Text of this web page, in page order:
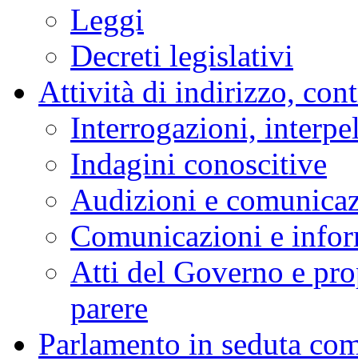
Elenco delle
Emendamenti
Leggi
Decreti legislativi
Attività di indirizzo,
Interrogazioni,
Indagini conoscitive
Audizioni e
Comunicazioni e
Atti del Governo e